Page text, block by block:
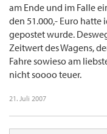
am Ende und im Falle
den 51.000,- Euro hatte
gepostet wurde.
Zeitwert des Wagens,
Fahre sowieso am
nicht soooo teuer.
21. Juli 2007